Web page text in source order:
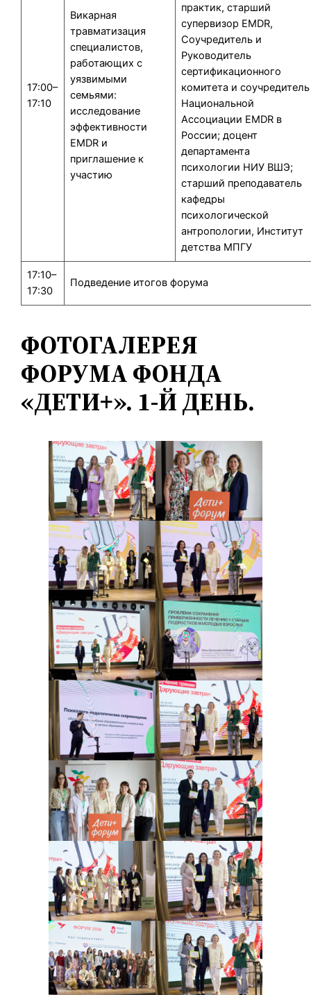
17:00–
17:10
Викарная
травматизация
специалистов,
работающих с
уязвимыми
семьями:
исследование
эффективности
EMDR и
приглашение к
участию
практик, старший
супервизор EMDR,
Соучредитель и
Руководитель
сертификационного
комитета и соучредитель
Национальной
Ассоциации EMDR в
России; доцент
департамента
психологии НИУ ВШЭ;
старший преподаватель
кафедры
психологической
антропологии, Институт
детства МПГУ
17:10–
17:30
Подведение итогов форума
ФОТОГАЛЕРЕЯ
ФОРУМА ФОНДА
«ДЕТИ+». 1-Й ДЕНЬ.